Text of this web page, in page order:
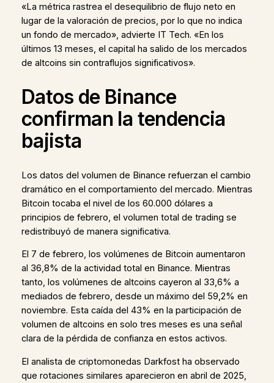
«La métrica rastrea el desequilibrio de flujo neto en
lugar de la valoración de precios, por lo que no indica
un fondo de mercado», advierte IT Tech. «En los
últimos 13 meses, el capital ha salido de los mercados
de altcoins sin contraflujos significativos».
Datos de Binance
confirman la tendencia
bajista
Los datos del volumen de Binance refuerzan el cambio
dramático en el comportamiento del mercado. Mientras
Bitcoin tocaba el nivel de los 60.000 dólares a
principios de febrero, el volumen total de trading se
redistribuyó de manera significativa.
El 7 de febrero, los volúmenes de Bitcoin aumentaron
al 36,8% de la actividad total en Binance. Mientras
tanto, los volúmenes de altcoins cayeron al 33,6% a
mediados de febrero, desde un máximo del 59,2% en
noviembre. Esta caída del 43% en la participación de
volumen de altcoins en solo tres meses es una señal
clara de la pérdida de confianza en estos activos.
El analista de criptomonedas Darkfost ha observado
que rotaciones similares aparecieron en abril de 2025,